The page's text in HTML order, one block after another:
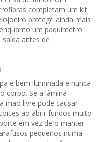
completam um kit
protege ainda mais
um paquímetro
antes de
e bem iluminada e nunca
corpo. Se a lâmina
mão livre pode causar
ao abrir fundos muito
em vez de o manter
pequenos numa